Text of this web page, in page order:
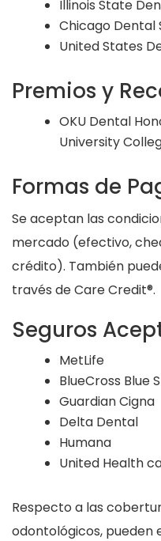
Illinois State
Chicago Dental
United States
Premios y
OKU Dental
University
Formas de
Se aceptan las
mercado (efectivo,
crédito). También
través de Care Credit®.
Seguros
MetLife
BlueCross Blue
Guardian Cigna
Delta Dental
Humana
United Health
Respecto a las
odontológicos, pueden